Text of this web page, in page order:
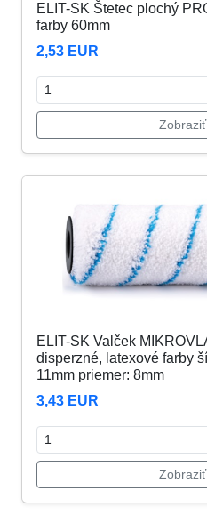
ELIT-SK Štetec plochý
farby 60mm
2,53 EUR
ELIT-SK Valček
disperzné, latexové farby
11mm priemer: 8mm
3,43 EUR